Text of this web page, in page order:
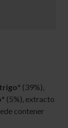
trigo* (39%),
* (5%), extracto
contener